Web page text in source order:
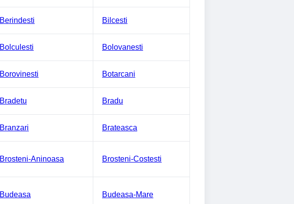
Berindesti Bilcesti
Bolculesti Bolovanesti
Borovinesti Botarcani
Bradetu Bradu
Branzari Brateasca
Brosteni-Aninoasa Brosteni-Costesti
Budeasa Budeasa-Mare